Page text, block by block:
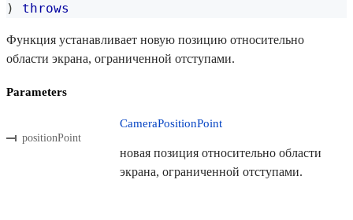
)
throws
Функция устанавливает новую позицию относительно
области экрана, ограниченной отступами.
Parameters
positionPoint
CameraPositionPoint
новая позиция относительно области
экрана, ограниченной отступами.